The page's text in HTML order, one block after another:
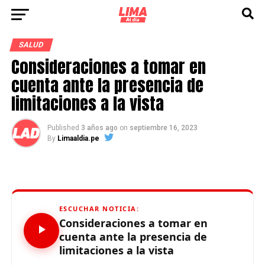
SALUD
Consideraciones a tomar en
cuenta ante la presencia de
limitaciones a la vista
Published 3 años ago on septiembre 16, 2023
By Limaaldia.pe
ESCUCHAR NOTICIA:
Consideraciones a tomar en
cuenta ante la presencia de
limitaciones a la vista